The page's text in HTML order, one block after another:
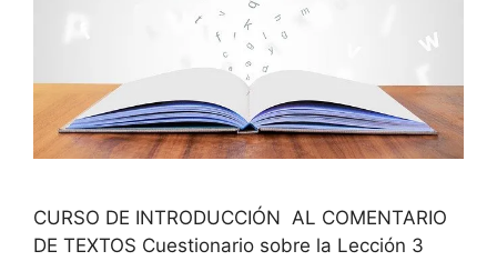
CURSO DE INTRODUCCIÓN AL COMENTARIO
DE TEXTOS Cuestionario sobre la Lección 3